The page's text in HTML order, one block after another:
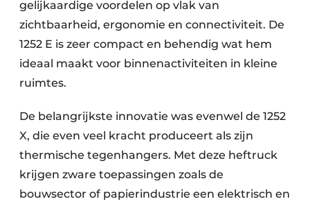
gelijkaardige voordelen op vlak van
zichtbaarheid, ergonomie en connectiviteit. De
1252 E is zeer compact en behendig wat hem
ideaal maakt voor binnenactiviteiten in kleine
ruimtes.
De belangrijkste innovatie was evenwel de 1252
X, die even veel kracht produceert als zijn
thermische tegen­hangers. Met deze heftruck
krijgen zware toe­passingen zoals de
bouwsector of papierindustrie een elektrisch en